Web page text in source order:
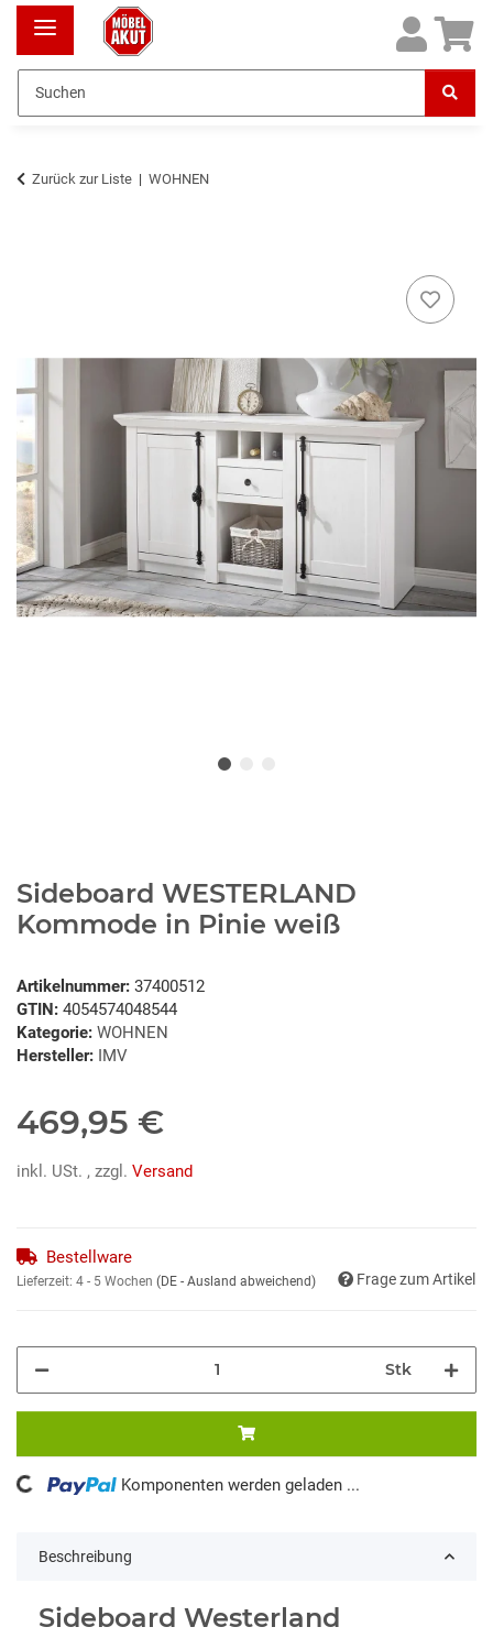
Zurück zur Liste WOHNEN
Sideboard WESTERLAND
Kommode in Pinie weiß
Artikelnummer: 37400512
GTIN: 4054574048544
Kategorie: WOHNEN
Hersteller: IMV
469,95 €
inkl. USt. , zzgl. Versand
Bestellware
Lieferzeit: 4 - 5 Wochen (DE - Ausland abweichend) Frage zum Artikel
Stk
Komponenten werden geladen ...
Beschreibung
Sideboard Westerland